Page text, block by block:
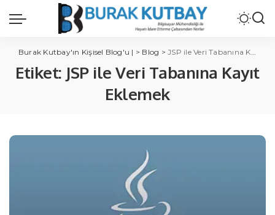
Burak Kutbay'ın Kişisel Blog'u | > Blog >JSP ile Veri Tabanına Kayıt Eklemek
Etiket: JSP ile Veri Tabanına Kayıt
Eklemek